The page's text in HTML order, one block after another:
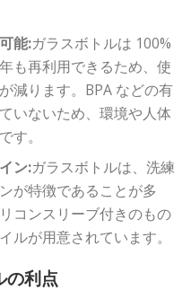
能:ガラスボトルは 100%
も再利用できるため、使
減ります。BPA などの有
いないため、環境や人体
す。
ン:ガラスボトルは、洗練
が特徴であることが多
コンスリーブ付きのもの
ルが用意されています。
の利点